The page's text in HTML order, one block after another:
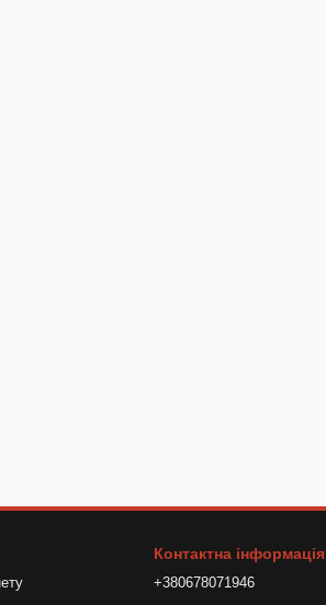
Контактна інформація
+380678071946